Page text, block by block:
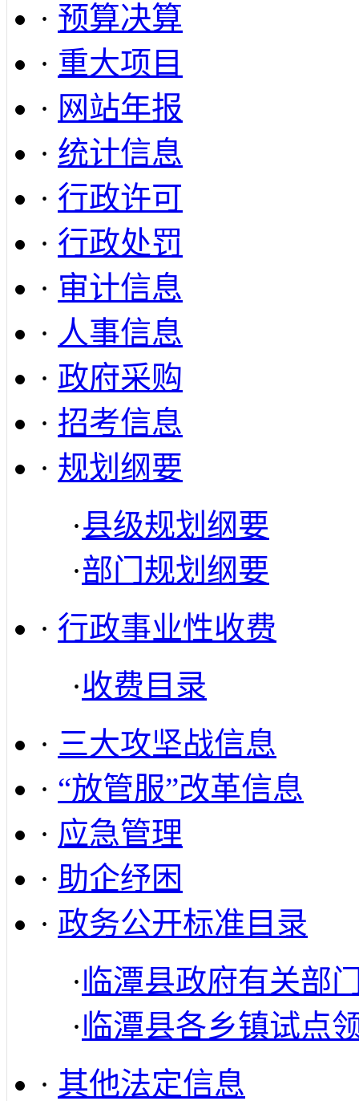
· 预算决算
· 重大项目
· 网站年报
· 统计信息
· 行政许可
· 行政处罚
· 审计信息
· 人事信息
· 政府采购
· 招考信息
· 规划纲要
·县级规划纲要
·部门规划纲要
· 行政事业性收费
·收费目录
· 三大攻坚战信息
· “放管服”改革信息
· 应急管理
· 助企纾困
· 政务公开标准目录
·临潭县政府有关部
·临潭县各乡镇试点
· 其他法定信息